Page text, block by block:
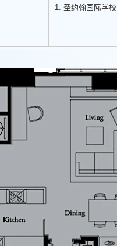
1. 圣约翰国际学校